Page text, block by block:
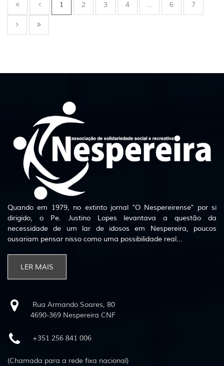
1 2 3 4 ... 6 7
Quando em 1979, no extinto jornal "O Nespereirense" por si
dirigido, o Pe. Justino Lopes levantava a questão da
necessidade de um lar de idosos em Nespereira, poucos
ousariam pensar nisso como uma possibilidade real...
LER MAIS
Rua Armando Soares, 80
4690-369 Nespereira CNF
+351 256 841 006
(Chamada para a rede fixa nacional)